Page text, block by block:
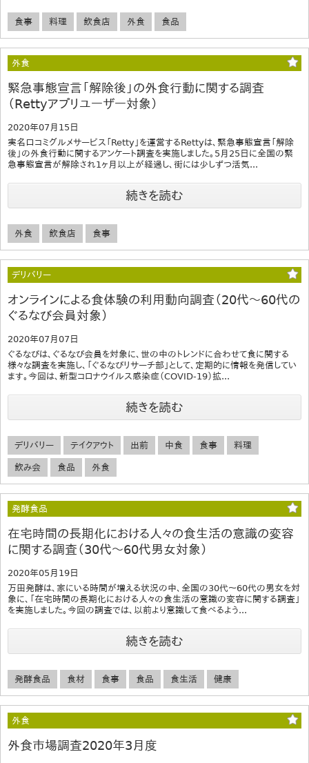
食事 料理 飲食店 外食 食品
外食
緊急事態宣言「解除後」の外食行動に関する調査
（Rettyアプリユーザー対象）
2020年07月15日
実名口コミグルメサービス「Retty」を運営するRettyは、緊急事態宣言「解除
後」の外食行動に関するアンケート調査を実施しました。5月25日に全国の緊
急事態宣言が解除され1ヶ月以上が経過し、街には少しずつ活気...
続きを読む
外食 飲食店 食事
デリバリー
オンラインによる食体験の利用動向調査（20代～60代の
ぐるなび会員対象）
2020年07月07日
ぐるなびは、ぐるなび会員を対象に、世の中のトレンドに合わせて食に関する
様々な調査を実施し、「ぐるなびリサーチ部」として、定期的に情報を発信してい
ます。今回は、新型コロナウイルス感染症（COVID-19）拡...
続きを読む
デリバリー テイクアウト 出前 中食 食事 料理
飲み会 食品 外食
発酵食品
在宅時間の長期化における人々の食生活の意識の変容
に関する調査（30代～60代男女対象）
2020年05月19日
万田発酵は、家にいる時間が増える状況の中、全国の30代～60代の男女を対
象に、「在宅時間の長期化における人々の食生活の意識の変容に関する調査」
を実施しました。今回の調査では、以前より意識して食べるよう...
続きを読む
発酵食品 食材 食事 食品 食生活 健康
外食
外食市場調査2020年3月度